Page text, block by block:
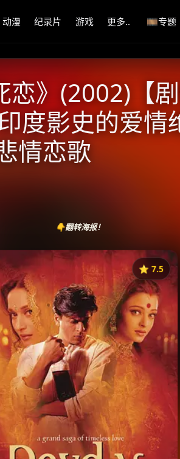
动漫 纪录片 游戏 更多.. 🎞️专题
恋》(2002)【
度影史的爱情
情恋歌
👇翻转海报！
⭐️ 7.5
《宝莱坞生死恋》
⭐
收藏
⭐️ 评分：7.5 | 🎬 2002年
夸克网盘